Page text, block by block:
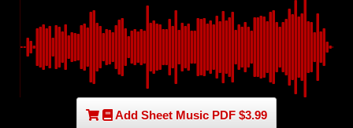
Add Sheet Music PDF $3.99